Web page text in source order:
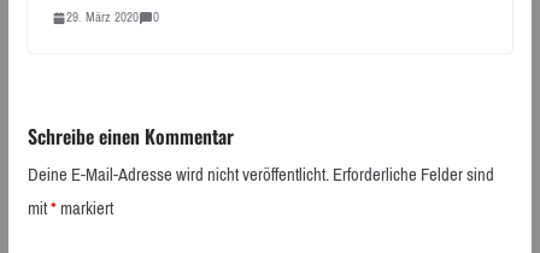
29. März 2020 0
Schreibe einen Kommentar
Deine E-Mail-Adresse wird nicht veröffentlicht.Erforderliche Felder sind
mit*markiert